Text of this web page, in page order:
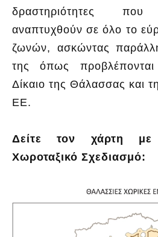
δραστηριότητες
αναπτυχθούν σε όλο το
ζωνών, ασκώντας
της όπως
Δίκαιο της Θάλασσας και
ΕΕ.
Δείτε τον χάρτη
Χωροταξικό Σχεδιασμό: